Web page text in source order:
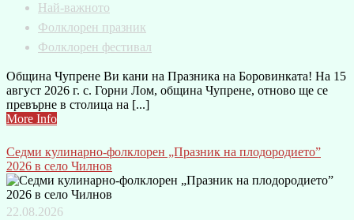
Най-важното
Фолклорен празник
Фолклорен фестивал
Община Чупрене Ви кани на Празника на Боровинката! На 15
август 2026 г. с. Горни Лом, община Чупрене, отново ще се
превърне в столица на [...]
More Info
Седми кулинарно-фолклорен „Празник на плодородието”
2026 в село Чилнов
22.08.2026